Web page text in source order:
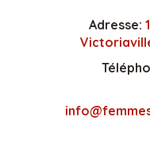
Adresse: